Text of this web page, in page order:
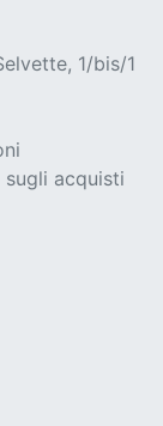
1/bis/1
acquisti